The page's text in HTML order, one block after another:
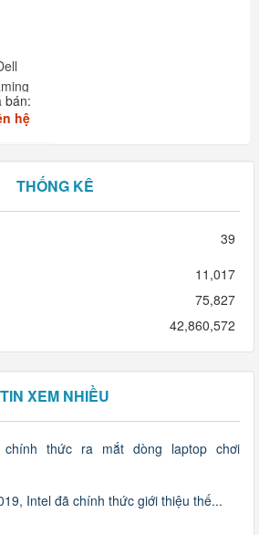
5511
bán:
hệ
THỐNG KÊ
39
11,017
75,827
42,860,572
TIN XEM NHIỀU
chính thức ra mắt dòng laptop chơi
Intel đã chính thức giới thiệu thế...